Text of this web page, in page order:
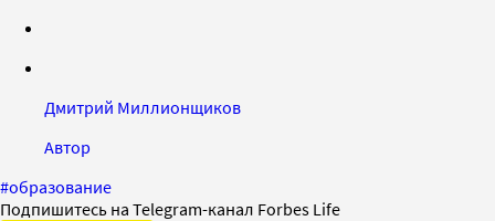
Дмитрий Миллионщиков
Автор
#образование
Подпишитесь на Telegram-канал Forbes Life